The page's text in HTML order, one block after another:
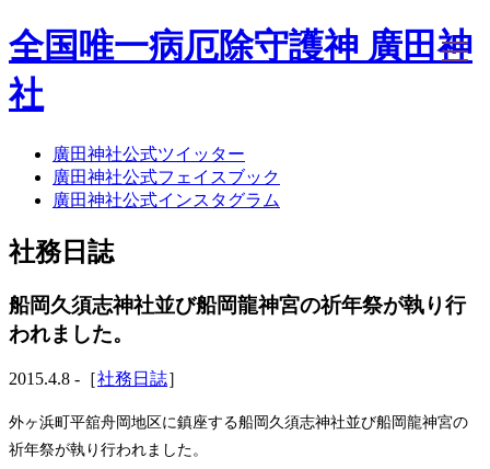
全国唯一病厄除守護神 廣田神
社
ホーム
社務日誌
お知らせ
年間祭事のご案内
お願いごと
神前結婚式
ご相談
採用情報
八甲田山神社
海葬
古墳型合葬
水子葬
廣田神社公式ツイッター
廣田神社公式フェイスブック
廣田神社公式インスタグラム
社務日誌
船岡久須志神社並び船岡龍神宮の祈年祭が執り行
われました。
2015.4.8 -［社務日誌］
外ヶ浜町平舘舟岡地区に鎮座する船岡久須志神社並び船岡龍神宮の
祈年祭が執り行われました。